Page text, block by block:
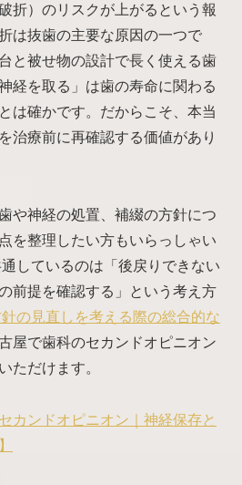
折）のリスクが上がるという報
は抜歯の主要な原因の一つで
と被せ物の設計で長く使える歯
経を取る」は歯の寿命に関わる
は確かです。だからこそ、本当
治療前に再確認する価値があり
や神経の処置、補綴の方針につ
を整理したい方もいらっしゃい
しているのは「後戻りできない
前提を確認する」という考え方
の見直しを考える際の総合的な
屋で歯科のセカンドオピニオン
ただけます。
カンドオピニオン｜神経保存と